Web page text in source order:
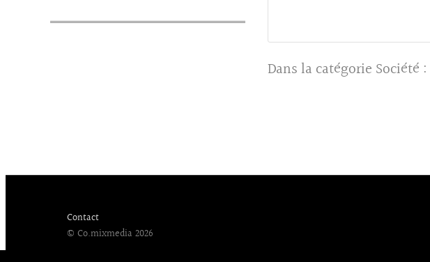
Dans la catégorie Société :
Contact
© Co.mixmedia 2026